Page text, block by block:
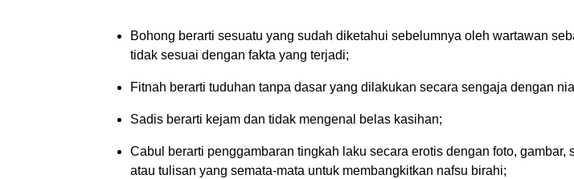
Bohong berarti sesuatu yang sudah diketahui sebelumnya oleh wartawan
tidak sesuai dengan fakta yang terjadi;
Fitnah berarti tuduhan tanpa dasar yang dilakukan secara sengaja dengan
Sadis berarti kejam dan tidak mengenal belas kasihan;
Cabul berarti penggambaran tingkah laku secara erotis dengan foto, gambar,
atau tulisan yang semata-mata untuk membangkitkan nafsu birahi;